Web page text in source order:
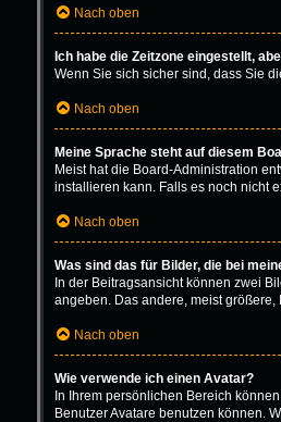
Nach oben
Ich habe die Zeitzone eingestellt,
Wenn Sie sich sicher sind, dass Sie
Nach oben
Meine Sprache steht auf diesem
Meist hat die Board-Administration
installieren kann. Falls es noch nicht
Nach oben
Was sind das für Bilder, die bei
In der Beitragsansicht können zwei
angeben. Das andere, meist
Nach oben
Wie verwende ich einen Avatar?
In Ihrem persönlichen Bereich
Benutzer Avatare benutzen können.